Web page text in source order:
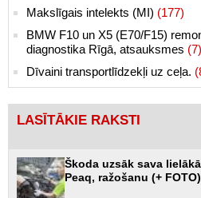
Makslīgais intelekts (MI) (177)
BMW F10 un X5 (E70/F15)
diagnostika Rīgā, atsauksmes (7)
Dīvaini transportlīdzekļi uz ceļa.
LASĪTĀKIE RAKSTI
Škoda uzsāk sava
Peaq, ražošanu (+ FOTO)